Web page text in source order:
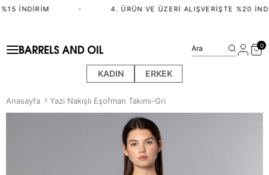
İNDIRIM 4. ÜRÜN VE ÜZERI ALIŞVERIŞTE %20
KADIN ERKEK
Ara 0
Anasayfa Yazı Nakışlı Eşofman Takımı-Gri